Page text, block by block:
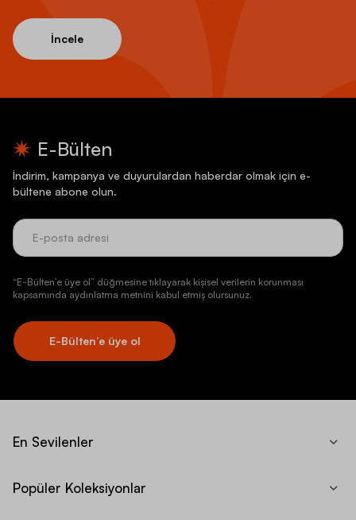
İncele
E-Bülten
İndirim, kampanya ve duyurulardan haberdar olmak için e-
bültene abone olun.
“E-Bülten’e üye ol” düğmesine tıklayarak kişisel verilerin korunması
kapsamında aydınlatma metnini kabul etmiş olursunuz.
E-Bülten’e üye ol
En Sevilenler
Popüler Koleksiyonlar